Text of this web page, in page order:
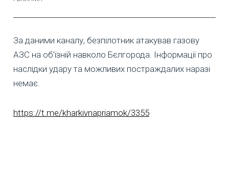
За даними каналу, безпілотник атакував газову
АЗС на об’їзній навколо Бєлгорода. Інформації про
наслідки удару та можливих постраждалих наразі
немає.
https://t.me/kharkivnapriamok/3355